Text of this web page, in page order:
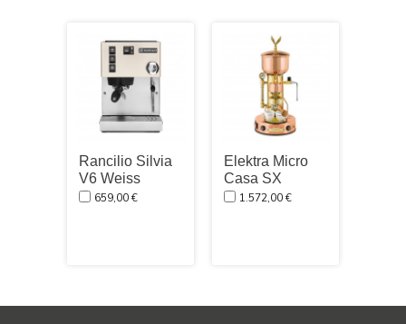
Rancilio Silvia
V6 Weiss
659,00 €
Elektra Micro
Casa SX
1.572,00 €